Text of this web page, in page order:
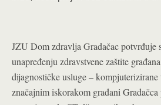
JZU Dom zdravlja Gradačac potvrđuje
unapređenju zdravstvene zaštite
dijagnostičke usluge –
značajnim iskorakom građani